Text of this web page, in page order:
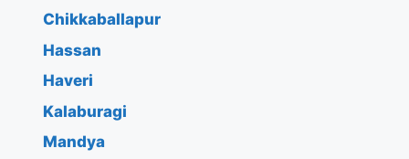
Chikkaballapur
Hassan
Haveri
Kalaburagi
Mandya